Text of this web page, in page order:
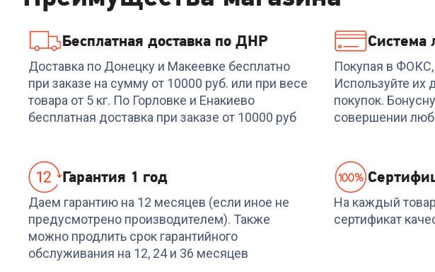
4.6(5) Код:6549128
Холодильник LG GA-
B419SEUL
+1 568 бонусов
₽
4.8(4) Код:00-00013319
Холодильник LG GA-
B509CLCL
+1 739бонусов
4.8(4) Код:
Холодильник
B509MCZL
+1 733бонуса
57 789
Бесплатная доставка по ДНР
Доставка по Донецку и Макеевке бесплатно
при заказе на сумму от 10000 руб. или при весе
товара от 5 кг. По Горловке и Енакиево
бесплатная доставка при заказе от 10000 руб
Система
Покупая в
Используйте
покупок.
совершении
Гарантия 1 год
Даем гарантию на 12 месяцев (если иное не
предусмотрено производителем). Также
можно продлить срок гарантийного
обслуживания на 12, 24 и 36 месяцев
На каждый
сертификат